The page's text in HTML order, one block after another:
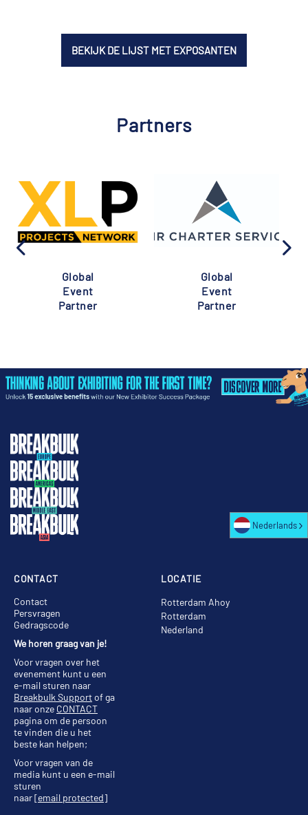
BEKIJK DE LIJST MET EXPOSANTEN
Partners
Global
Event
Partner
Global
Event
Partner
LOCATIE
Rotterdam Ahoy
Rotterdam
Nederland
CONTACT
Contact
Persvragen
Gedragscode
We horen graag van je!
Voor vragen over het
evenement kunt u een
e-mail sturen naar
Breakbulk Supportof ga
naar onze CONTACT
pagina om de persoon
te vinden die u het
beste kan helpen;
Voor vragen van de
media kunt u een e-mail
sturen
naar[email protected]
Nederlands